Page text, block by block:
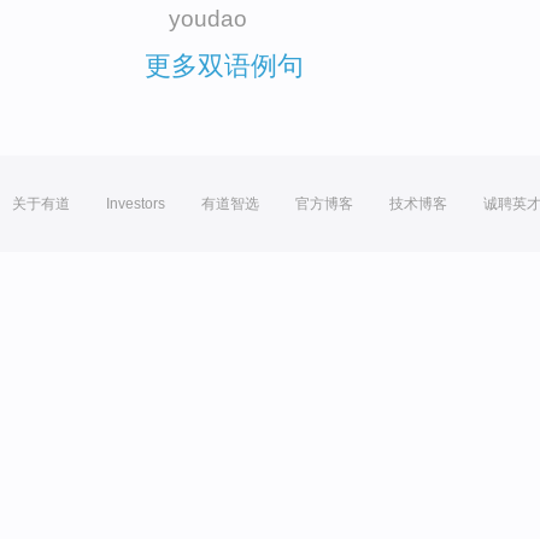
youdao
更多双语例句
关于有道 Investors 有道智选 官方博客 技术博客 诚聘英才